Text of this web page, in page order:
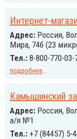
Интернет-
Адрес: Россия,
Мира, 74б (23
Тел.: 8-800-770-03-
подробнее...
Камышинский
Адрес: Россия,
а/я №1
Тел.: +7 (84457) 5-